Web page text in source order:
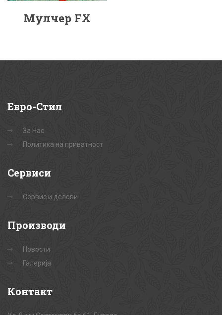
Мулчер FX
Евро-Стил
За Нас
Политика на приватност
Сервиси
Сервис и делови
Производи
Новости
Галерија
Контакт